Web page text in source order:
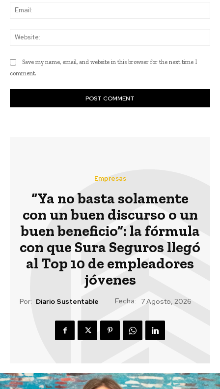
Save my name, email, and website in this browser for the next time I
comment.